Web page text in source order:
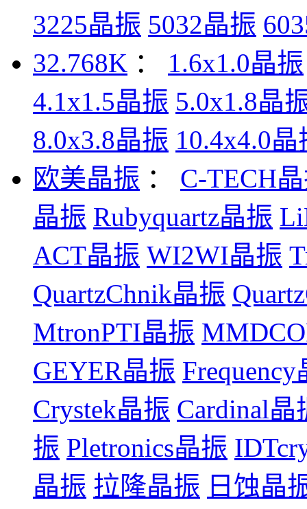
3225晶振 5032晶振
32.768K ：
1.6x1.0晶振
4.1x1.5晶振 5.0x1.8晶
8.0x3.8晶振 10.4x4.0晶
欧美晶振 ：
C-TECH
晶振 Rubyquartz晶振
ACT晶振 WI2WI晶振
QuartzChnik晶振
MtronPTI晶振
GEYER晶振 Frequency
Crystek晶振 Cardinal晶
振 Pletronics晶振
晶振 拉隆晶振 日蚀晶